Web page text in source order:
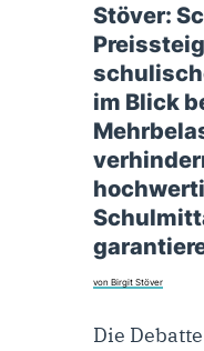
Stöver:
im Blick
von Birgit Stöver
Die